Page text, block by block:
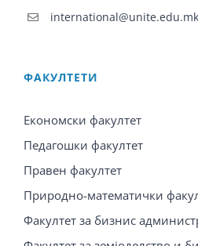
international@unite.edu.mk
ФАКУЛТЕТИ
Економски факултет
Педагошки факултет
Правен факултет
Природно-математички
Факултет за бизнис